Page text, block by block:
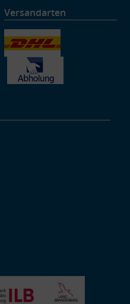
Versandarten